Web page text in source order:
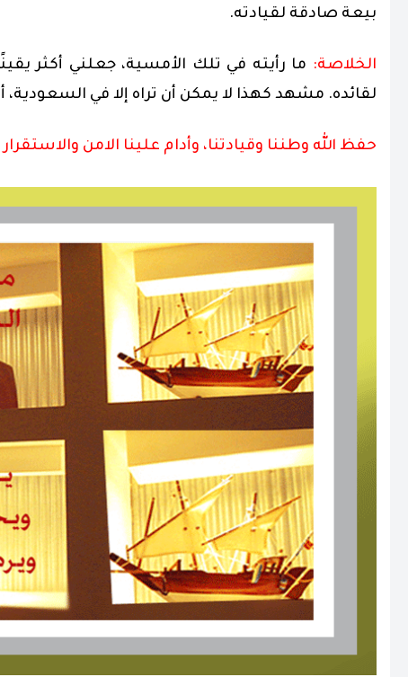
بيعة صادقة لقيادته.
الخلاصة: ما رأيته في تلك الأمسية، جعلني أكثر
لقائده. مشهد كهذا لا يمكن أن تراه إلا في
حفظ الله وطننا وقيادتنا، وأدام علينا الامن